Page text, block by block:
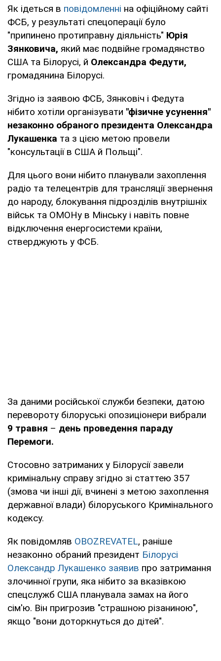
Як ідеться в повідомленні на офіційному сайті
ФСБ, у результаті спецоперації було
"припинено протиправну діяльність" Юрія
Зянковича, який має подвійне громадянство
США та Білорусі, й Олександра Федути,
громадянина Білорусі.
Згідно із заявою ФСБ, Зянковіч і Федута
нібито хотіли організувати "фізичне усунення"
незаконно обраного президента Олександра
Лукашенка та з цією метою провели
"консультації в США й Польщі".
Для цього вони нібито планували захоплення
радіо та телецентрів для трансляції звернення
до народу, блокування підрозділів внутрішніх
військ та ОМОНу в Мінську і навіть повне
відключення енергосистеми країни,
стверджують у ФСБ.
За даними російської служби безпеки, датою
перевороту білоруські опозиціонери вибрали
9 травня – день проведення параду
Перемоги.
Стосовно затриманих у Білорусії завели
кримінальну справу згідно зі статтею 357
(змова чи інші дії, вчинені з метою захоплення
державної влади) білоруського Кримінального
кодексу.
Як повідомляв OBOZREVATEL, раніше
незаконно обраний президент Білорусі
Олександр Лукашенко заявив про затримання
злочинної групи, яка нібито за вказівкою
спецслужб США планувала замах на його
сім'ю. Він пригрозив "страшною різаниною",
якщо "вони доторкнуться до дітей".